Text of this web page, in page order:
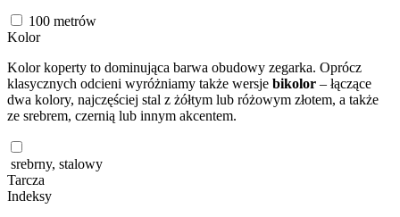
100 metrów
Kolor
Kolor koperty to dominująca barwa obudowy zegarka. Oprócz
klasycznych odcieni wyróżniamy także wersje bikolor – łączące
dwa kolory, najczęściej stal z żółtym lub różowym złotem, a także
ze srebrem, czernią lub innym akcentem.
srebrny, stalowy
Tarcza
Indeksy